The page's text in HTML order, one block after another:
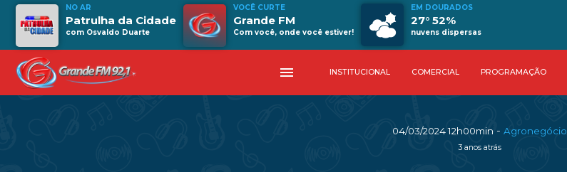
NO AR
Patrulha da Cidade
com Osvaldo Duarte
VOCÊ CURTE
Grande FM
Com você, onde você estiver!
EM DOURADOS
27° 52%
nuvens dispersas
menu INSTITUCIONAL COMERCIAL PROGRAMAÇÃO
04/03/2024 12h00min - Agronegócio
3 anos atrás